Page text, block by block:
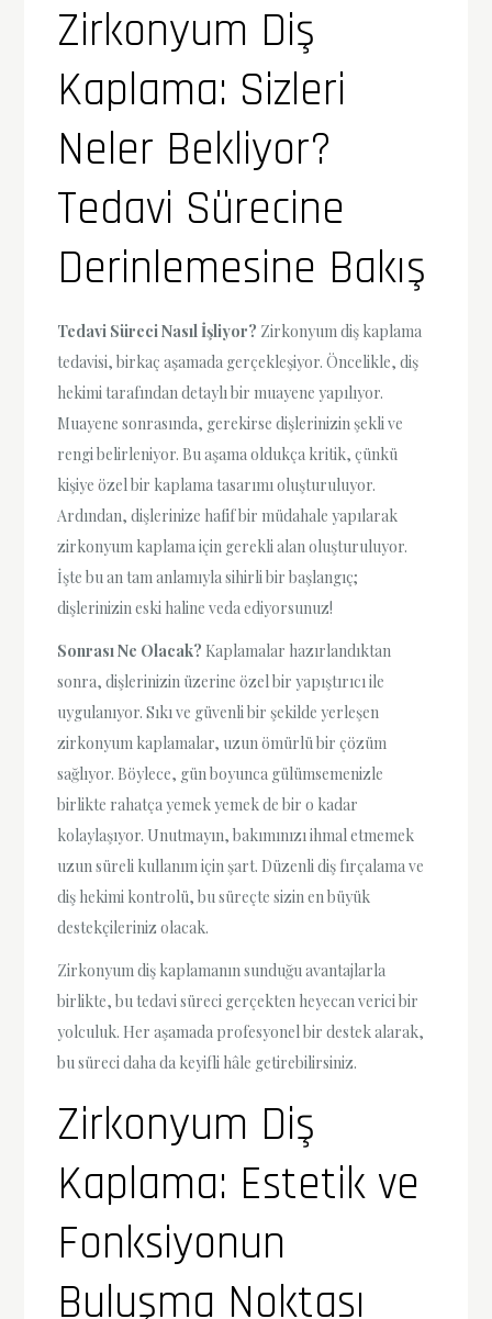
Zirkonyum Diş
Kaplama: Sizleri
Neler Bekliyor?
Tedavi Sürecine
Derinlemesine Bakış
Tedavi Süreci Nasıl İşliyor? Zirkonyum diş kaplama
tedavisi, birkaç aşamada gerçekleşiyor. Öncelikle, diş
hekimi tarafından detaylı bir muayene yapılıyor.
Muayene sonrasında, gerekirse dişlerinizin şekli ve
rengi belirleniyor. Bu aşama oldukça kritik, çünkü
kişiye özel bir kaplama tasarımı oluşturuluyor.
Ardından, dişlerinize hafif bir müdahale yapılarak
zirkonyum kaplama için gerekli alan oluşturuluyor.
İşte bu an tam anlamıyla sihirli bir başlangıç;
dişlerinizin eski haline veda ediyorsunuz!
Sonrası Ne Olacak? Kaplamalar hazırlandıktan
sonra, dişlerinizin üzerine özel bir yapıştırıcı ile
uygulanıyor. Sıkı ve güvenli bir şekilde yerleşen
zirkonyum kaplamalar, uzun ömürlü bir çözüm
sağlıyor. Böylece, gün boyunca gülümsemenizle
birlikte rahatça yemek yemek de bir o kadar
kolaylaşıyor. Unutmayın, bakımınızı ihmal etmemek
uzun süreli kullanım için şart. Düzenli diş fırçalama ve
diş hekimi kontrolü, bu süreçte sizin en büyük
destekçileriniz olacak.
Zirkonyum diş kaplamanın sunduğu avantajlarla
birlikte, bu tedavi süreci gerçekten heyecan verici bir
yolculuk. Her aşamada profesyonel bir destek alarak,
bu süreci daha da keyifli hâle getirebilirsiniz.
Zirkonyum Diş
Kaplama: Estetik ve
Fonksiyonun
Buluşma Noktası